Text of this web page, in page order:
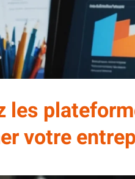
les
votre